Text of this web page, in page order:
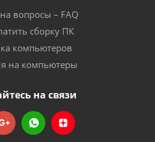
вопросы – FAQ
сборку ПК
компьютеров
на компьютеры
на связи